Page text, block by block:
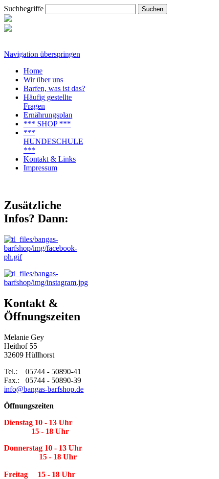
Suchbegriffe
Navigation überspringen
Home
Wir über uns
Barfen, was ist das?
Häufig gestellte
Fragen
Ernährungsplan
*** SHOP ***
***
HUNDESCHULE
***
Kontakt & Links
Impressum
Zusätzliche
Infos? Dann:
Kontakt &
Öffnungszeiten
Melanie Gey
Heithof 55
32609 Hüllhorst
Tel.: 05744 - 50890-41
Fax.: 05744 - 50890-39
info@bangas-barfshop.de
Öffnungszeiten
Dienstag 10 - 13 Uhr
15 - 18 Uhr
Donnerstag 10 - 13 Uhr
15 - 18 Uhr
Freitag 15 - 18 Uhr